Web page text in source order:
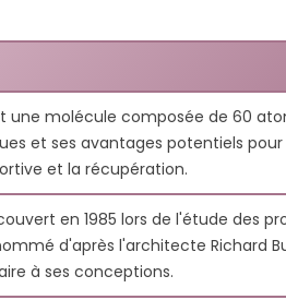
C60 ET ÉNERGIE :
COMMENT LE C60 AIDE
À PRÉVENIR LA FATIGUE
9247 vues 130 Aimé
Vous vous sentez épuisé
après des journées
chargées ou des
supplément ?
de Carbone 60 est-elle sans
médicaments actuels ?
particulières pour les
de vieillissement ?
étudient le carbone 60 ?
une molécule composée de 60
et ses avantages potentiels
et la récupération.
en 1985 lors de l'étude des
d'après l'architecte Richard
à ses conceptions.